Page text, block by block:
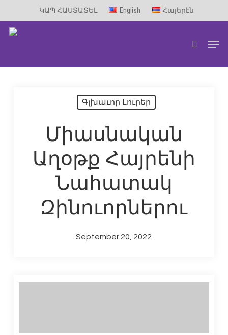
ԿԱՊ ՀԱՍՏԱՏԵԼ English Հայերէն
search
Գլխաւոր Լուրեր
Միասնական
Աղօթք Հայրենի
Նահատակ
Զինուորներու
September 20, 2022